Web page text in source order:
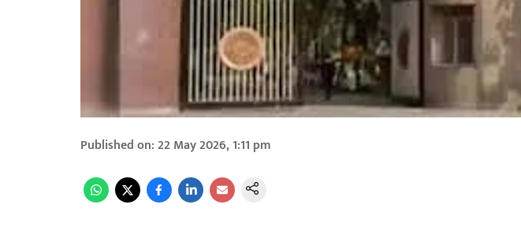
Published on:22 May 2026, 1:11 pm